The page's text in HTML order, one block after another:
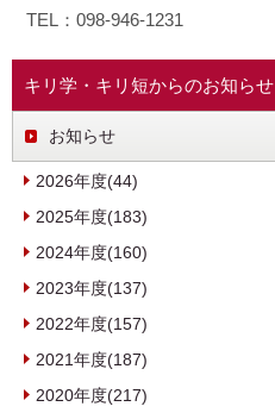
TEL：098-946-1231
キリ学・キリ短からのお知らせ
お知らせ
2026年度(44)
2025年度(183)
2024年度(160)
2023年度(137)
2022年度(157)
2021年度(187)
2020年度(217)